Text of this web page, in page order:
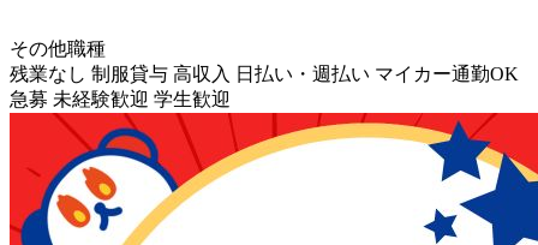
その他職種
残業なし 制服貸与 高収入 日払い・週払い マイカー通勤OK
急募 未経験歓迎 学生歓迎